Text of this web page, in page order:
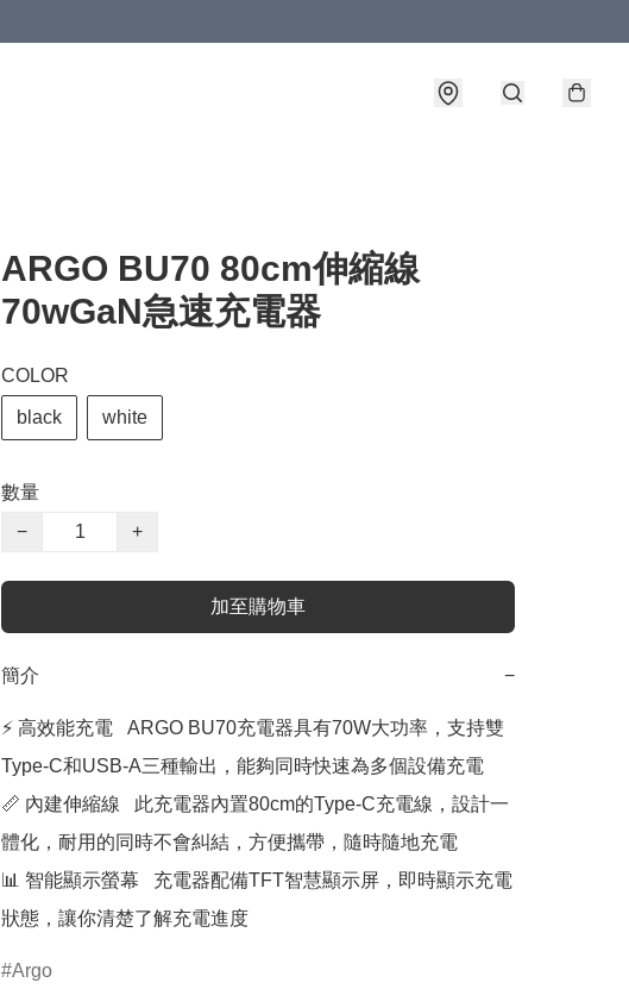
ARGO BU70 80cm伸縮線
70wGaN急速充電器
COLOR
black white
數量
−
+
加至購物車
簡介 −
⚡ 高效能充電   ARGO BU70充電器具有70W大功率，支持雙
Type-C和USB-A三種輸出，能夠同時快速為多個設備充電
📏 內建伸縮線   此充電器內置80cm的Type-C充電線，設計一
體化，耐用的同時不會糾結，方便攜帶，隨時隨地充電
📊 智能顯示螢幕   充電器配備TFT智慧顯示屏，即時顯示充電
狀態，讓你清楚了解充電進度
Argo